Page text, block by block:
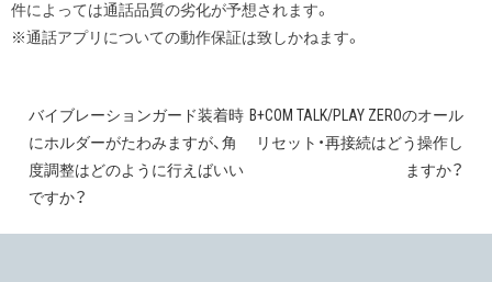
件によっては通話品質の劣化が予想されます。
※通話アプリについての動作保証は致しかねます。
投
稿
ナ
バイブレーションガード装着時
にホルダーがたわみますが、角
度調整はどのように行えばいい
ですか？
B+COM TALK/PLAY ZEROのオール
リセット・再接続はどう操作し
ますか？